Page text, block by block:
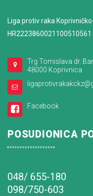
Liga protiv raka
HR2223860021100510561
Trg Tomislava dr.
48000 Koprivnica
Facebook
POSUDIONICA
048/ 655-180
098/750-603